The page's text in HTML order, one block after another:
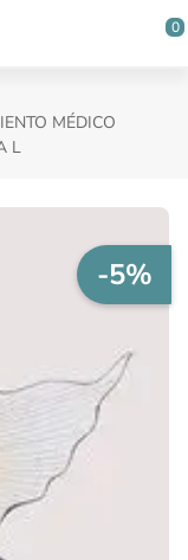
0
MÉDICO
L
-5%